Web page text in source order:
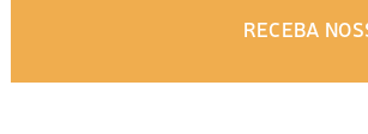
RECEBA